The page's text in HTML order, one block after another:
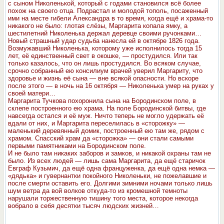
с сыном Николенькой, который с годами становился всё более
похож на своего отца. Подрастал и молодой тополь, посаженный
ими на месте гибели Александра в то время, когда ещё и храма-то
никакого не было: глотая слёзы, Маргарита копала ямку, а
шестилетний Николенька держал деревце своими ручонками…
Новый страшный удар судьба нанесла ей в октябре 1826 года.
Возмужавший Николенька, которому уже исполнилось тогда 15
лет, её единственный свет в окошке, — простудился. Или так
только казалось, что он лишь простудился. Во всяком случае,
срочно собранный ею консилиум врачей уверил Маргариту, что
здоровье и жизнь её сына — вне всякой опасности. Но вскоре
после этого — в ночь на 16 октября — Николенька умер на руках у
своей матери…
Маргарита Тучкова похоронила сына на Бородинском поле, в
склепе построенного ею храма. На поле Бородинской битвы, где
навсегда остался и её муж. Ничто теперь не могло удержать её
вдали от них, и Маргарита переселилась в «сторожку» —
маленький деревянный домик, построенный ею там же, рядом с
храмом. Спасский храм да «сторожка» — они стали самыми
первыми памятниками на Бородинском поле.
И не было там никаких заборов и замков, и никакой охраны там не
было. Из всех людей — лишь сама Маргарита, да ещё старичок
Евграф Кузьмич, да ещё одна француженка, да ещё одна немка —
«дядька» и гувернантки покойного Николеньки, не пожелавшие и
после смерти оставить его. Долгими зимними ночами только лишь
шум ветра да вой волков откуда-то из кромешной темноты
нарушали торжественную тишину того места, которое некогда
вобрало в себя десятки тысяч людских жизней…